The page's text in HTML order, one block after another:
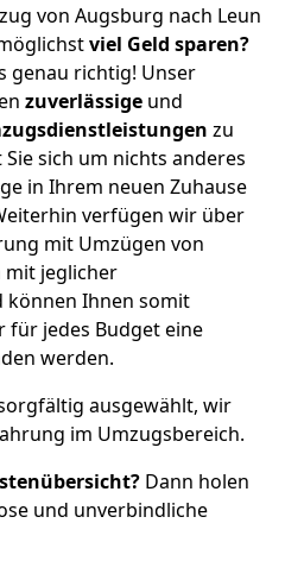
von Augsburg nach Leun
viel Geld sparen?
genau richtig! Unser
zuverlässige und
zu
sich um nichts anderes
in Ihrem neuen Zuhause
verfügen wir über
mit Umzügen von
mit jeglicher
Ihnen somit
für jedes Budget eine
werden.
ausgewählt, wir
im Umzugsbereich.
Dann holen
und unverbindliche